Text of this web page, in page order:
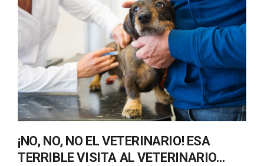
¡NO, NO, NO EL VETERINARIO! ESA
TERRIBLE VISITA AL VETERINARIO…